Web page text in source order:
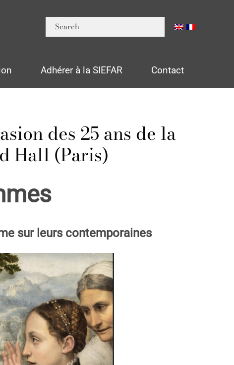
Adhérer à la SIEFAR Contact
des 25 ans de la
Hall (Paris)
sur leurs contemporaines